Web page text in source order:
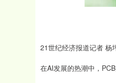
21世纪经济报道记者 杨
在AI发展的热潮中，
沪深